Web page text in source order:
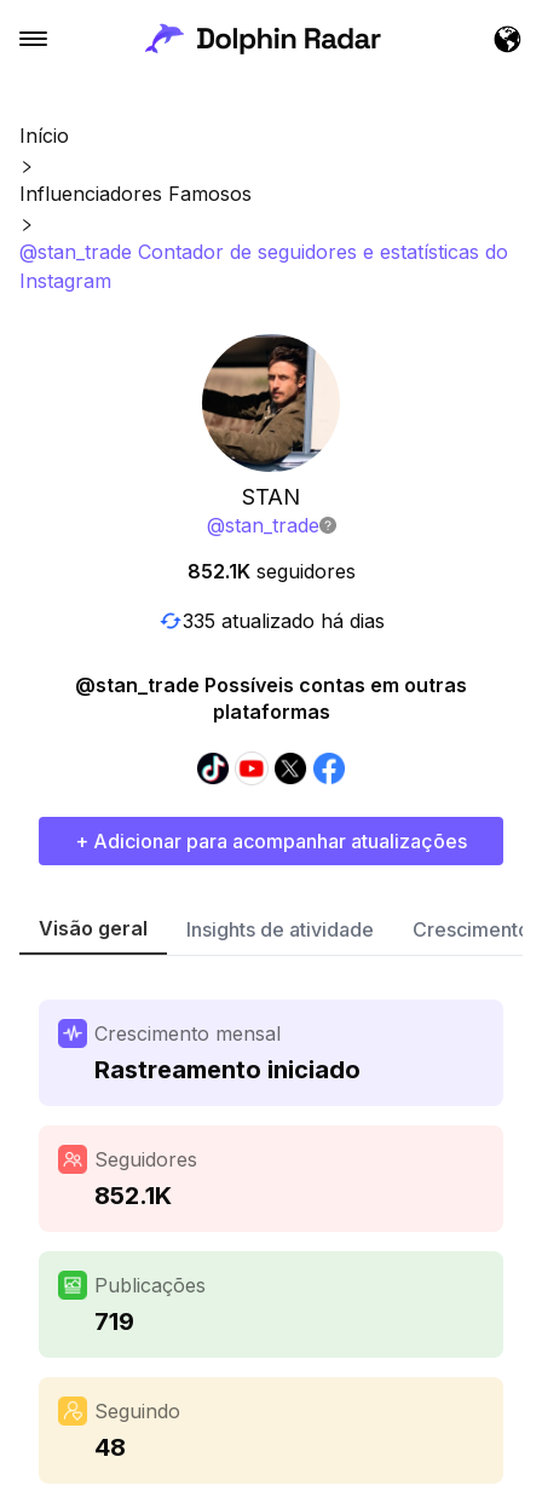
Início
Influenciadores Famosos
@stan_trade Contador de seguidores e estatísticas do
Instagram
STAN
@stan_trade
852.1K seguidores
335 atualizado há dias
@stan_trade Possíveis contas em outras
plataformas
+ Adicionar para acompanhar atualizações
Visão geral Insights de atividade Crescimento
Crescimento mensal
Rastreamento iniciado
Seguidores
852.1K
Publicações
719
Seguindo
48